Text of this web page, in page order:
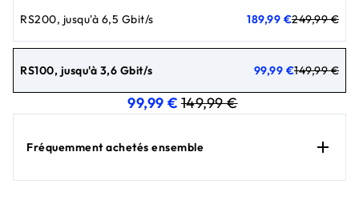
RS200, jusqu'à 6,5 Gbit/s 189,99 €
prix actuel 189,99 €
249,99 €
prix d'origine 249,99 €
RS100, jusqu'à 3,6 Gbit/s 99,99 €
prix actuel 99,99 €
149,99 €
prix d'origine 149,99 €
99,99 € prix actuel 99,99 €
149,99 €
Fréquemment achetés ensemble